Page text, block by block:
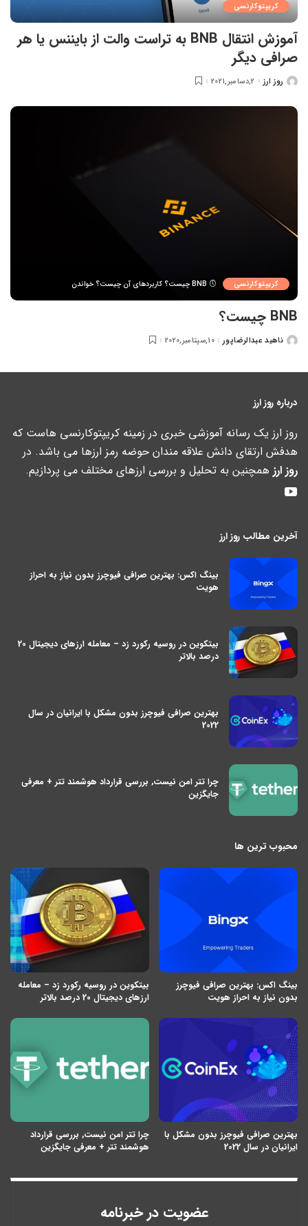
کریپتوکارنسی
آموزش انتقال BNB به تراست والت از بایننس یا هر
صرافی دیگر
ارسالروز ارز 2,دسامبر,2021
کریپتوکارنسی BNB چیست؟ کاربردهای آن چیست؟ خواندن
BNB چیست؟
ارسالناهید عبدالرضاپور 10,سپتامبر,2020
درباره روز ارز
روز ارز یک رسانه آموزشی خبری در زمینه کریپتوکارنسی هاست که
هدفش ارتقای دانش علاقه مندان حوضه رمز ارزها می باشد. در
روز ارز همچنین به تحلیل و بررسی ارزهای مختلف می پردازیم.
آخرین مطالب روز ارز
بینگ اکس: بهترین صرافی فیوچرز بدون نیاز به احراز
هویت
بیتکوین در روسیه رکورد زد – معامله ارزهای دیجیتال 20
درصد بالاتر
بهترین صرافی فیوچرز بدون مشکل با ایرانیان در سال
2022
چرا تتر امن نیست, بررسی قرارداد هوشمند تتر + معرفی
جایگزین
محبوب ترین ها
بینگ اکس: بهترین صرافی فیوچرز
بدون نیاز به احراز هویت
بیتکوین در روسیه رکورد زد – معامله
ارزهای دیجیتال 20 درصد بالاتر
بهترین صرافی فیوچرز بدون مشکل با
ایرانیان در سال 2022
چرا تتر امن نیست, بررسی قرارداد
هوشمند تتر + معرفی جایگزین
عضویت در خبرنامه